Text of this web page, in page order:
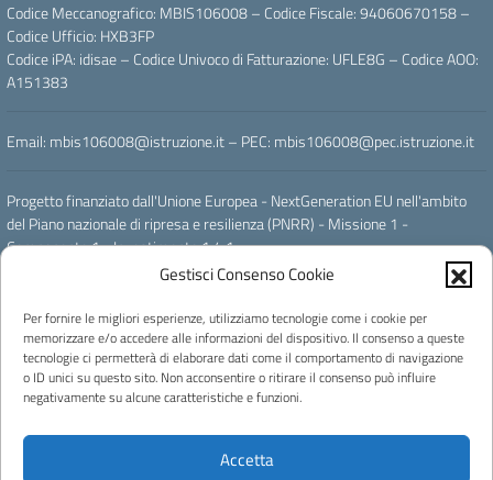
Gestisci Consenso Cookie
Per fornire le migliori esperienze, utilizziamo tecnologie come i cookie per
memorizzare e/o accedere alle informazioni del dispositivo. Il consenso a queste
tecnologie ci permetterà di elaborare dati come il comportamento di navigazione
o ID unici su questo sito. Non acconsentire o ritirare il consenso può influire
negativamente su alcune caratteristiche e funzioni.
Accetta
Codice Meccanografico: MBIS106008 – Codice Fiscale: 94060670158 –
Codice Ufficio: HXB3FP
Codice iPA: idisae – Codice Univoco di Fatturazione: UFLE8G – Codice AOO:
A151383
Email: mbis106008@istruzione.it – PEC: mbis106008@pec.istruzione.it
Progetto finanziato dall'Unione Europea - NextGeneration EU nell'ambito
del Piano nazionale di ripresa e resilienza (PNRR) - Missione 1 -
Componente 1 - Investimento 1.4.1
" ESPERIENZA DEL CITTADINO NEI SERVIZI PUBBLICI - SCUOLE "
Powered by